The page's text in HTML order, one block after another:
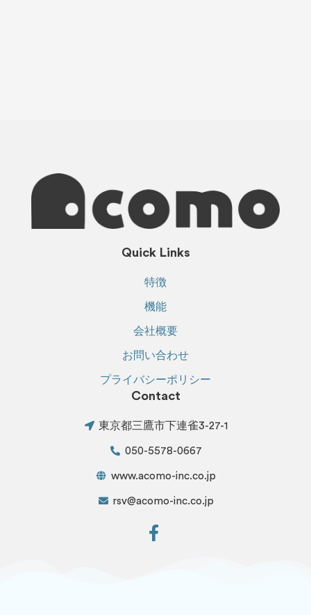
Quick Links
特徴
機能
会社概要
お問い合わせ
プライバシーポリシー
Contact
東京都三鷹市下連雀3-27-1
050-5578-0667
www.acomo-inc.co.jp
rsv@acomo-inc.co.jp